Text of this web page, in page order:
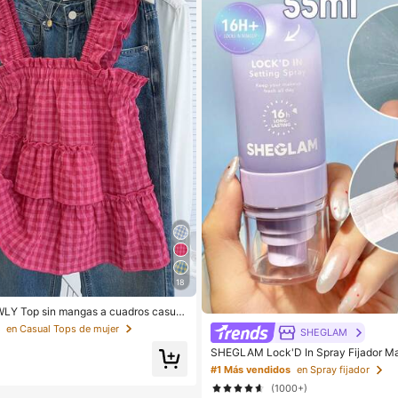
18
Top sin mangas a cuadros casual
en Casual Tops de mujer SHEGLAM
SHEGLAM Lock'D In Spray Fijador
CosméTica Maquillaje Para Mujeres
#1 Más vendidos en Spray fijador
(1000+)